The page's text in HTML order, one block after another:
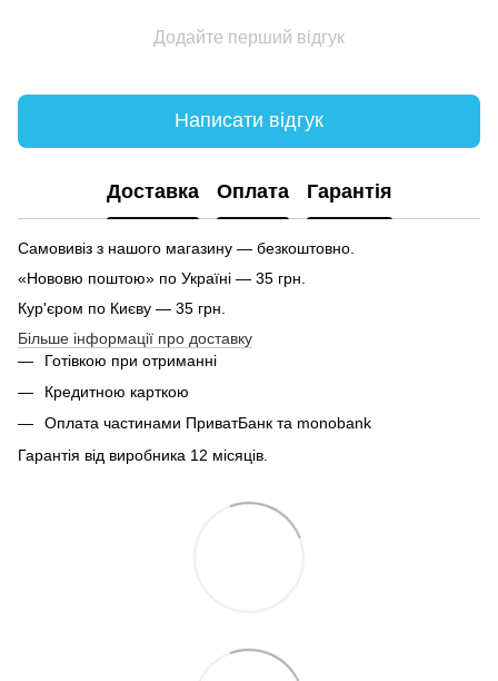
Додайте перший відгук
Написати відгук
Доставка Оплата Гарантія
Самовивіз з нашого магазину — безкоштовно.
«Нововю поштою» по Україні — 35 грн.
Кур'єром по Києву — 35 грн.
Більше інформації про доставку
Готівкою при отриманні
Кредитною карткою
Оплата частинами ПриватБанк та monobank
Гарантія від виробника 12 місяців.